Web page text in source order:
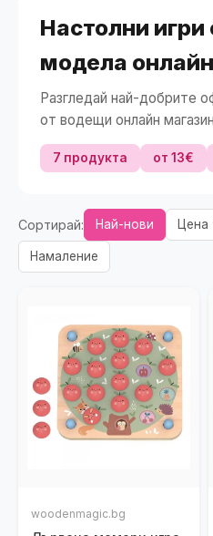
Настолни
модела онлайн
Разгледай най-добрите
от водещи онлайн
7 продукта от 13€
Сортирай: Най-нови Цена
Намаление
woodenmagic.bg